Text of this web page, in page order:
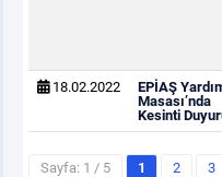
18.02.2022
EPİAŞ
Masası’nda
Kesinti
Sayfa: 1 / 5 1 2 3